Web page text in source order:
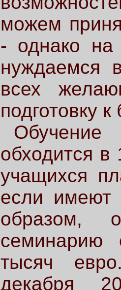
можем
- однако
нуждаемся
всех
подготовку
обходится
учащихся
если имеют
образом,
семинарию
тысяч
декабря